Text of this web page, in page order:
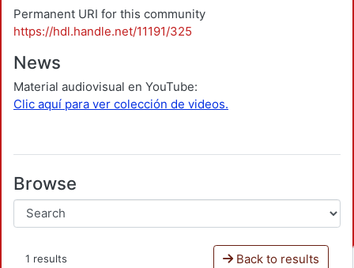
Permanent URI for this community
https://hdl.handle.net/11191/325
News
Material audiovisual en YouTube:
Clic aquí para ver colección de videos.
Browse
1 results Back to results